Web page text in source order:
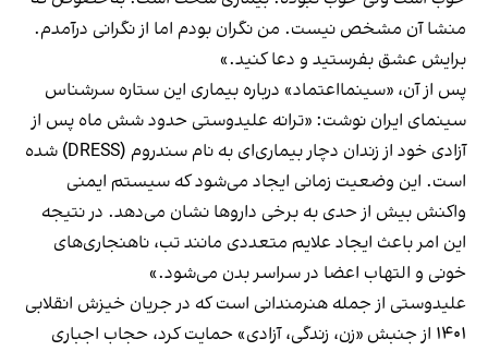
منشا آن مشخص نیست. من نگران بودم اما از نگرانی درآمدم.
برایش عشق بفرستید و دعا کنید.»
پس از آن، «سینمااعتماد» درباره بیماری این ستاره سرشناس
سینمای ایران نوشت: «ترانه علیدوستی حدود شش ماه پس از
آزادی خود از زندان دچار بیماری‌ای به نام سندروم (DRESS) شده
است. این وضعیت زمانی ایجاد می‌شود که سیستم ایمنی
واکنش بیش از حدی به برخی داروها نشان می‌دهد. در نتیجه
این امر باعث ایجاد علایم متعددی مانند تب، ناهنجاری‌های
خونی و التهاب اعضا در سراسر بدن می‌شود.»
علیدوستی از جمله هنرمندانی است که در جریان خیزش انقلابی
۱۴۰۱ از جنبش «زن، زندگی، آزادی» حمایت کرد، حجاب اجباری